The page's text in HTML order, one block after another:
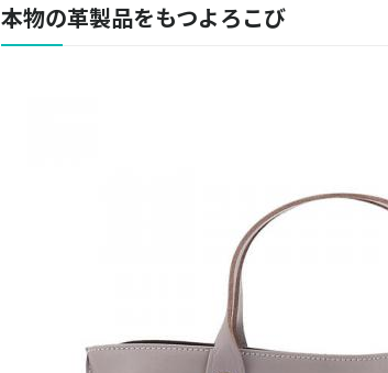
本物の革製品をもつよろこび